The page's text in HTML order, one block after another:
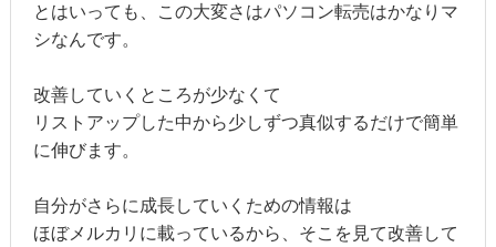
とはいっても、この大変さはパソコン転売はかなりマ
シなんです。
改善していくところが少なくて
リストアップした中から少しずつ真似するだけで簡単
に伸びます。
自分がさらに成長していくための情報は
ほぼメルカリに載っているから、そこを見て改善して